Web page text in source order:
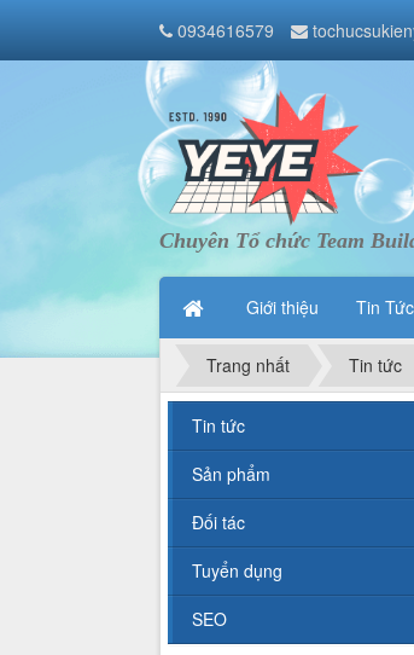
0934616579
Chuyên Tổ chức Team
Giới thiệu Tin Tức
Trang nhất Tin tức
Tin tức
Sản phẩm
Đối tác
Tuyển dụng
SEO